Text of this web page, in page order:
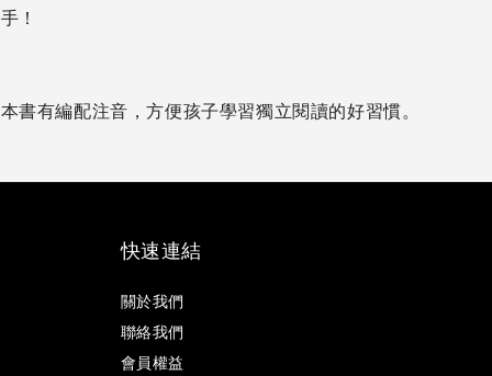
！
有編配注音，方便孩子學習獨立閱讀的好習慣。
快速連結
關於我們
聯絡我們
會員權益